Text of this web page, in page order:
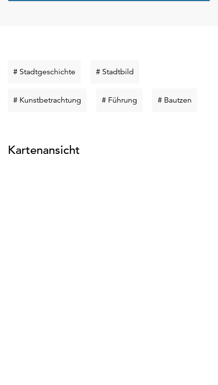
# Stadtgeschichte Schlüsselwort
# Stadtbild
# Kunstbetrachtung Schlüsselwort
# Führung Schlüsselwort
# Bautzen
Kartenansicht